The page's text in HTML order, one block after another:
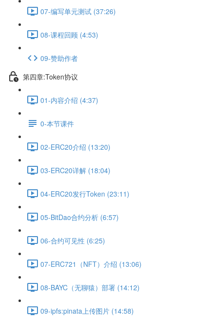
07-编写单元测试 (37:26)
08-课程回顾 (4:53)
09-赞助作者
第四章:Token协议
01-内容介绍 (4:37)
0-本节课件
02-ERC20介绍 (13:20)
03-ERC20详解 (18:04)
04-ERC20发行Token (23:11)
05-BitDao合约分析 (6:57)
06-合约可见性 (6:25)
07-ERC721（NFT）介绍 (13:06)
08-BAYC（无聊猿）部署 (14:12)
09-ipfs:pinata上传图片 (14:58)